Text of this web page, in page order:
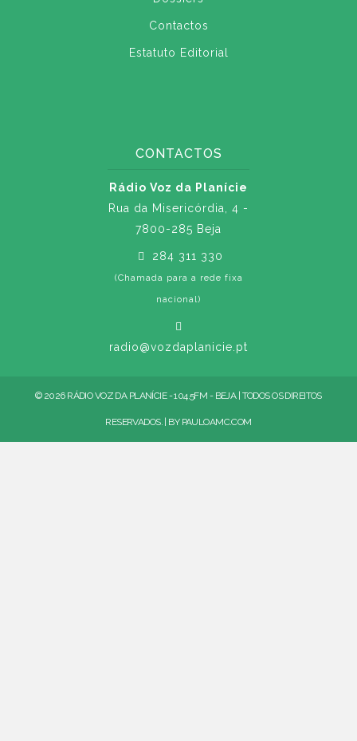
Contactos
Estatuto Editorial
CONTACTOS
Rádio Voz da Planície
Rua da Misericórdia, 4 -
7800-285 Beja
284 311 330
(Chamada para a rede fixa
nacional)
radio@vozdaplanicie.pt
© 2026 RÁDIO VOZ DA PLANÍCIE - 104.5FM - BEJA | TODOS OS DIREITOS
RESERVADOS. | BY PAULOAMC.COM